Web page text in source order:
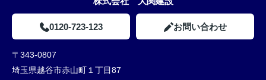
0120-723-123 お問い合わせ
〒343-0807
埼玉県越谷市赤山町１丁目87